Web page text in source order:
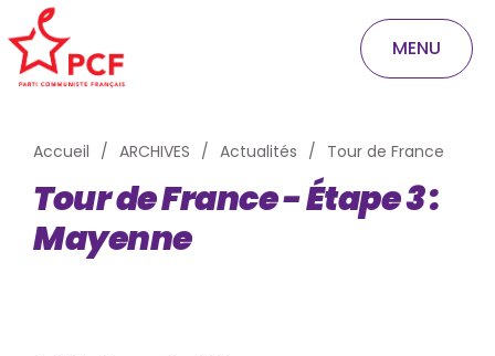
MENU
Accueil ARCHIVES Actualités Tour de France
Tour de France - Étape 3 :
Mayenne